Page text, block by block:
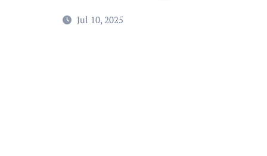
Jul 10, 2025